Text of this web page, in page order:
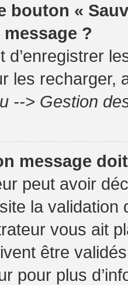
bouton «
?
d’enregistrer
les recharger,
--> Gestion
message
peut avoir
la
vous ait
être
pour plus